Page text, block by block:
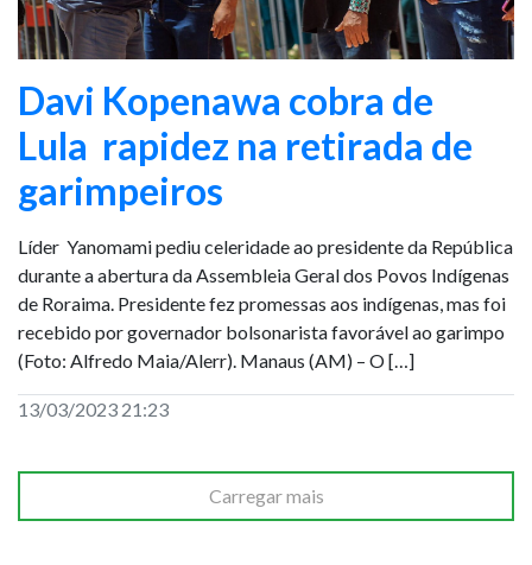
Davi Kopenawa cobra de
Lula rapidez na retirada de
garimpeiros
Líder Yanomami pediu celeridade ao presidente da República
durante a abertura da Assembleia Geral dos Povos Indígenas
de Roraima. Presidente fez promessas aos indígenas, mas foi
recebido por governador bolsonarista favorável ao garimpo
(Foto: Alfredo Maia/Alerr). Manaus (AM) – O […]
13/03/2023 21:23
Carregar mais